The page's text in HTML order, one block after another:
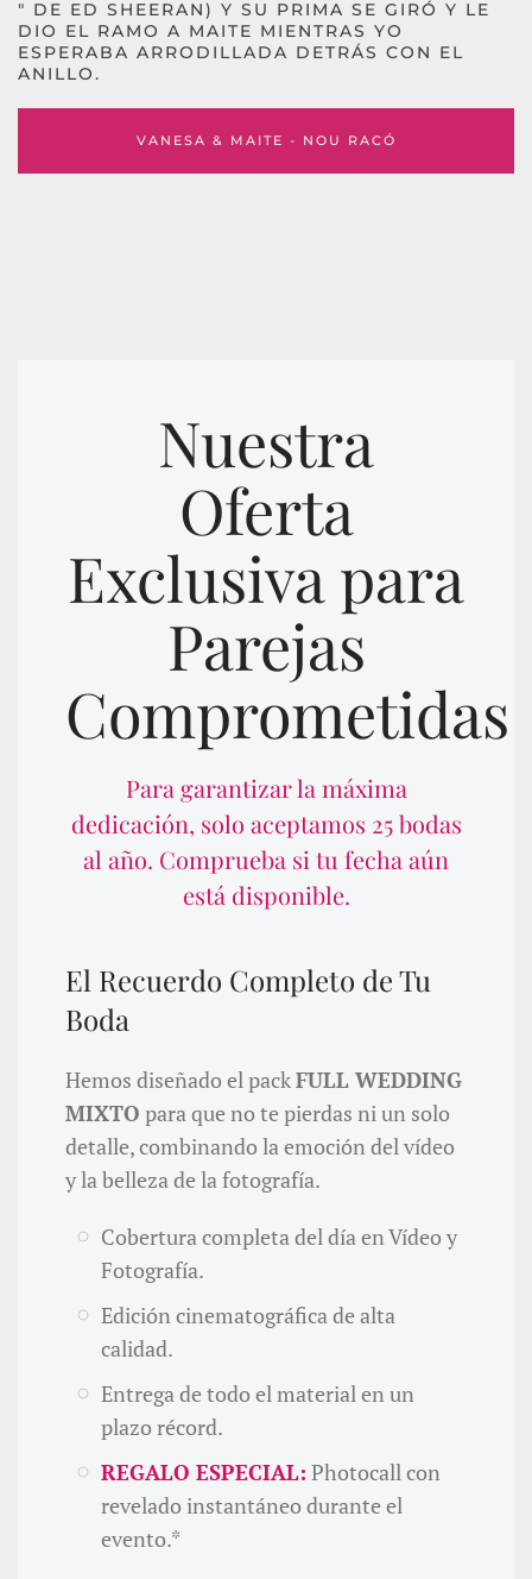
" DE ED SHEERAN) Y SU PRIMA SE GIRÓ Y LE
DIO EL RAMO A MAITE MIENTRAS YO
ESPERABA ARRODILLADA DETRÁS CON EL
ANILLO.
VANESA & MAITE - NOU RACÓ
Nuestra
Oferta
Exclusiva para
Parejas
Comprometidas
Para garantizar la máxima
dedicación, solo aceptamos 25 bodas
al año. Comprueba si tu fecha aún
está disponible.
El Recuerdo Completo de Tu
Boda
Hemos diseñado el packFULL WEDDING
MIXTO para que no te pierdas ni un solo
detalle, combinando la emoción del vídeo
y la belleza de la fotografía.
Cobertura completa del día en Vídeo y
Fotografía.
Edición cinematográfica de alta
calidad.
Entrega de todo el material en un
plazo récord.
REGALO ESPECIAL: Photocall con
revelado instantáneo durante el
evento.*